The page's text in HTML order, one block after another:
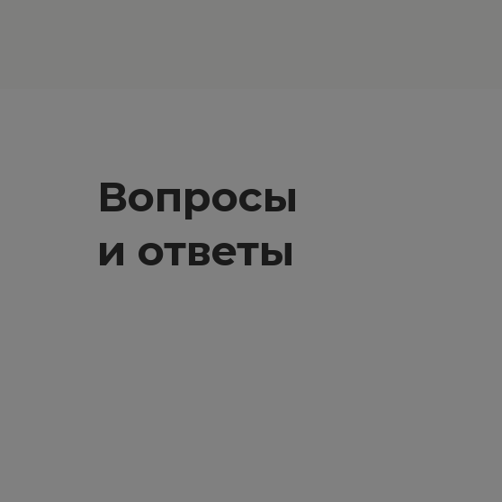
Вопросы
и ответы